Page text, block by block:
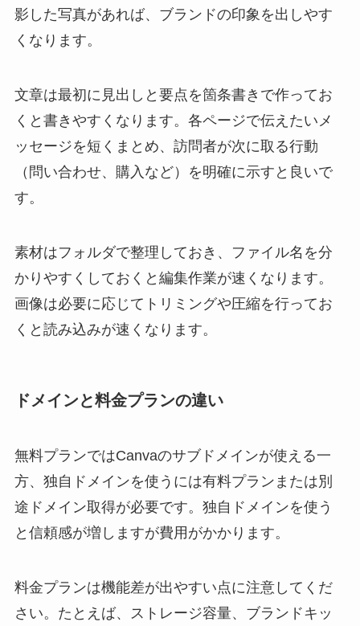
影した写真があれば、ブランドの印象を出しやす
くなります。
文章は最初に見出しと要点を箇条書きで作ってお
くと書きやすくなります。各ページで伝えたいメ
ッセージを短くまとめ、訪問者が次に取る行動
（問い合わせ、購入など）を明確に示すと良いで
す。
素材はフォルダで整理しておき、ファイル名を分
かりやすくしておくと編集作業が速くなります。
画像は必要に応じてトリミングや圧縮を行ってお
くと読み込みが速くなります。
ドメインと料金プランの違い
無料プランではCanvaのサブドメインが使える一
方、独自ドメインを使うには有料プランまたは別
途ドメイン取得が必要です。独自ドメインを使う
と信頼感が増しますが費用がかかります。
料金プランは機能差が出やすい点に注意してくだ
さい。たとえば、ストレージ容量、ブランドキッ